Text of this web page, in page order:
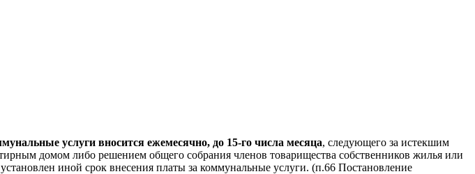
услуги вносится ежемесячно, до 15-го числа месяца, следующего за истекшим
домом либо решением общего собрания членов товарищества собственников жилья или
иной срок внесения платы за коммунальные услуги. (п.66 Постановление